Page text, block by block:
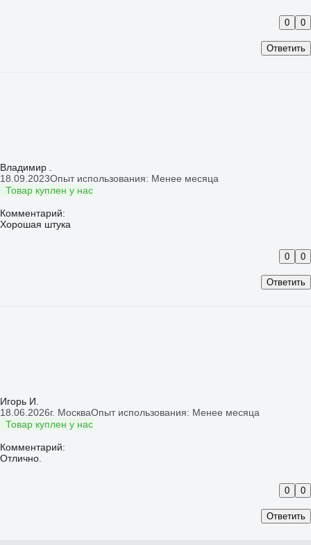
Ответить
0 0
Владимир .
18.09.2023Опыт использования: Менее месяца
Товар куплен у нас
Комментарий:
Хорошая штука
Ответить
0 0
Игорь И.
18.06.2026г. МоскваОпыт использования: Менее месяца
Товар куплен у нас
Комментарий:
Отлично.
Ответить
0 0